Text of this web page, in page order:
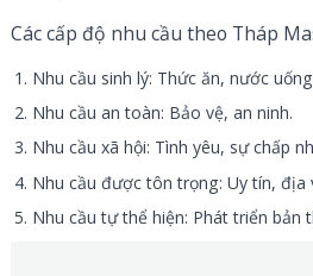
Các cấp độ nhu cầu theo Tháp
Nhu cầu sinh lý: Thức ăn, nước
Nhu cầu an toàn: Bảo vệ, an ninh.
Nhu cầu xã hội: Tình yêu, sự chấp
Nhu cầu được tôn trọng: Uy tín, địa
Nhu cầu tự thể hiện: Phát triển bản